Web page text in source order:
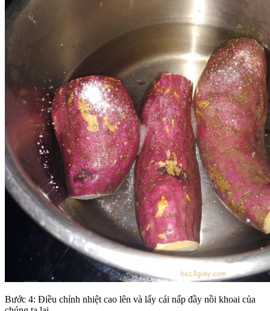
Bước 4: Điều chỉnh nhiệt cao lên và lấy cái nấp đầy nồi khoai của